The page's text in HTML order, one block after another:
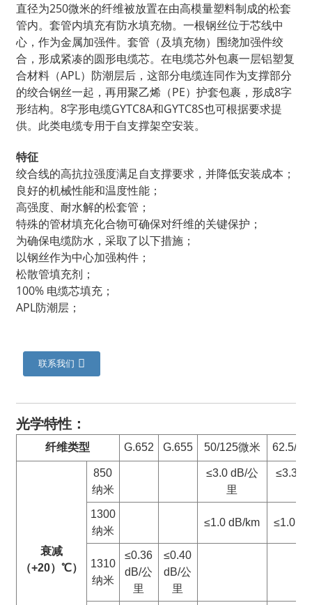
直径为250微米的纤维被放置在由高模量塑料制成的松套
管内。套管内填充有防水填充物。一根钢丝位于芯线中
心，作为金属加强件。套管（及填充物）围绕加强件绞
合，形成紧凑的圆形电缆芯。在电缆芯外包裹一层铝塑复
合材料（APL）防潮层后，这部分电缆连同作为支撑部分
的绞合钢丝一起，再用聚乙烯（PE）护​​套包裹，形成8字
形结构。8字形电缆GYTC8A和GYTC8S也可根据要求提
供。此类电缆专用于自支撑架空安装。
特征
绞合线的高抗拉强度满足自支撑要求，并降低安装成本；
良好的机械性能和温度性能；
高强度、耐水解的松套管；
特殊的管材填充化合物可确保对纤维的关键保护；
为确保电缆防水，采取了以下措施；
以钢丝作为中心加强构件；
松散管填充剂；
100% 电缆芯填充；
APL防潮层；
联系我们
光学特性：
纤维类型 G.652 G.655 50/125微米 62.5/
衰减
（+20） ℃）
850
纳米
≤3.0 dB/公
里
≤3.3
1300
纳米
≤1.0 dB/km ≤1.0
1310
纳米
≤0.36
dB/公
里
≤0.40
dB/公
里